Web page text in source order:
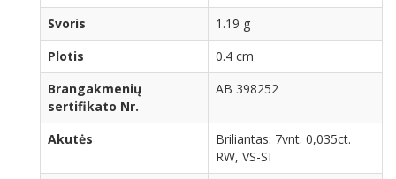
Svoris
1.19 g
Plotis
0.4 cm
Brangakmenių
sertifikato Nr.
AB 398252
Akutės
Briliantas: 7vnt. 0,035ct.
RW, VS-SI